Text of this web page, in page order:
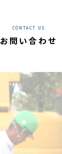
CONTACT US
お問い合わせ